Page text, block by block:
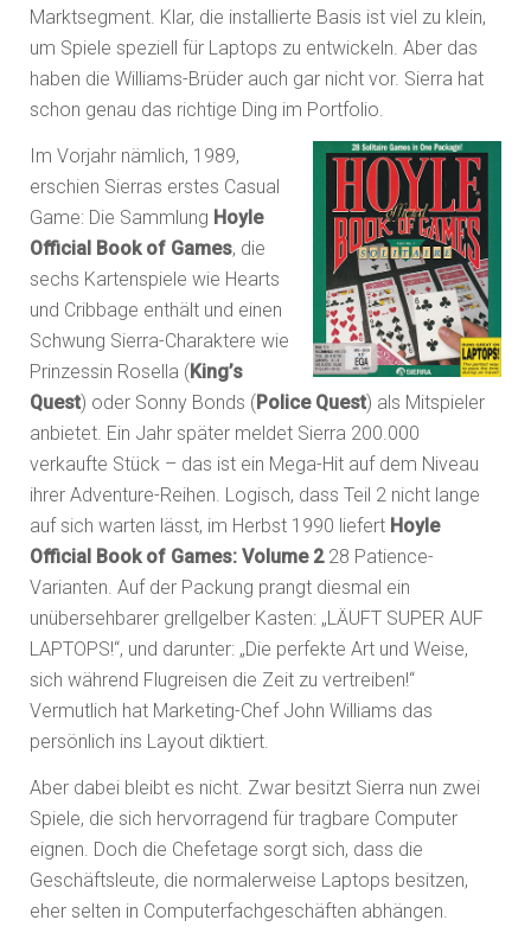
Marktsegment. Klar, die installierte Basis ist viel zu klein,
um Spiele speziell für Laptops zu entwickeln. Aber das
haben die Williams-Brüder auch gar nicht vor. Sierra hat
schon genau das richtige Ding im Portfolio.
Im Vorjahr nämlich, 1989,
erschien Sierras erstes Casual
Game: Die Sammlung Hoyle
Official Book of Games, die
sechs Kartenspiele wie Hearts
und Cribbage enthält und einen
Schwung Sierra-Charaktere wie
Prinzessin Rosella ( King’s
Quest) oder Sonny Bonds ( Police Quest) als Mitspieler
anbietet. Ein Jahr später meldet Sierra 200.000
verkaufte Stück – das ist ein Mega-Hit auf dem Niveau
ihrer Adventure-Reihen. Logisch, dass Teil 2 nicht lange
auf sich warten lässt, im Herbst 1990 liefert Hoyle
Official Book of Games: Volume 228 Patience-
Varianten. Auf der Packung prangt diesmal ein
unübersehbarer grellgelber Kasten: „LÄUFT SUPER AUF
LAPTOPS!“, und darunter: „Die perfekte Art und Weise,
sich während Flugreisen die Zeit zu vertreiben!“
Vermutlich hat Marketing-Chef John Williams das
persönlich ins Layout diktiert.
Aber dabei bleibt es nicht. Zwar besitzt Sierra nun zwei
Spiele, die sich hervorragend für tragbare Computer
eignen. Doch die Chefetage sorgt sich, dass die
Geschäftsleute, die normalerweise Laptops besitzen,
eher selten in Computerfachgeschäften abhängen.